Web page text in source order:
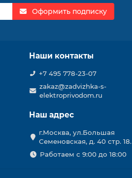
Оформить подписку
Наши контакты
+7 495 778-23-07
zakaz@zadvizhka-s-
elektroprivodom.ru
Наш адрес
г.Москва, ул.Большая
Семеновская, д. 40 стр. 18.
Работаем с 9:00 до 18:00